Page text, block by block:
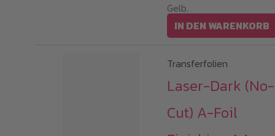
Gelb.
IN DEN WARENKORB
Transferfolien
Laser-Dark (No-
Cut) A-Foil